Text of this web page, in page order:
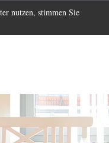
nutzen, stimmen Sie